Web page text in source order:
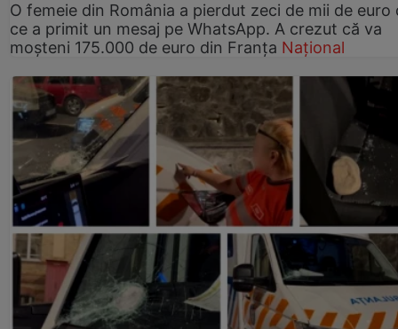
O femeie din România a pierdut zeci de mii de euro
ce a primit un mesaj pe WhatsApp. A crezut că va
moșteni 175.000 de euro din Franța Național